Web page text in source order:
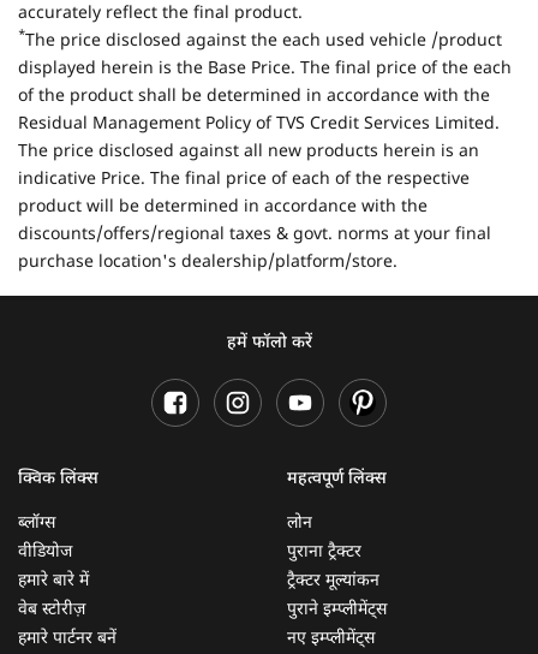
accurately reflect the final product.
*The price disclosed against the each used vehicle /product
displayed herein is the Base Price. The final price of the each
of the product shall be determined in accordance with the
Residual Management Policy of TVS Credit Services Limited.
The price disclosed against all new products herein is an
indicative Price. The final price of each of the respective
product will be determined in accordance with the
discounts/offers/regional taxes & govt. norms at your final
purchase location's dealership/platform/store.
हमें फॉलो करें
क्विक लिंक्स
ब्लॉग्स
वीडियोज
हमारे बारे में
वेब स्टोरीज़
हमारे पार्टनर बनें
महत्वपूर्ण लिंक्स
लोन
पुराना ट्रैक्टर
ट्रैक्टर मूल्यांकन
पुराने इम्प्लीमेंट्स
नए इम्प्लीमेंट्स